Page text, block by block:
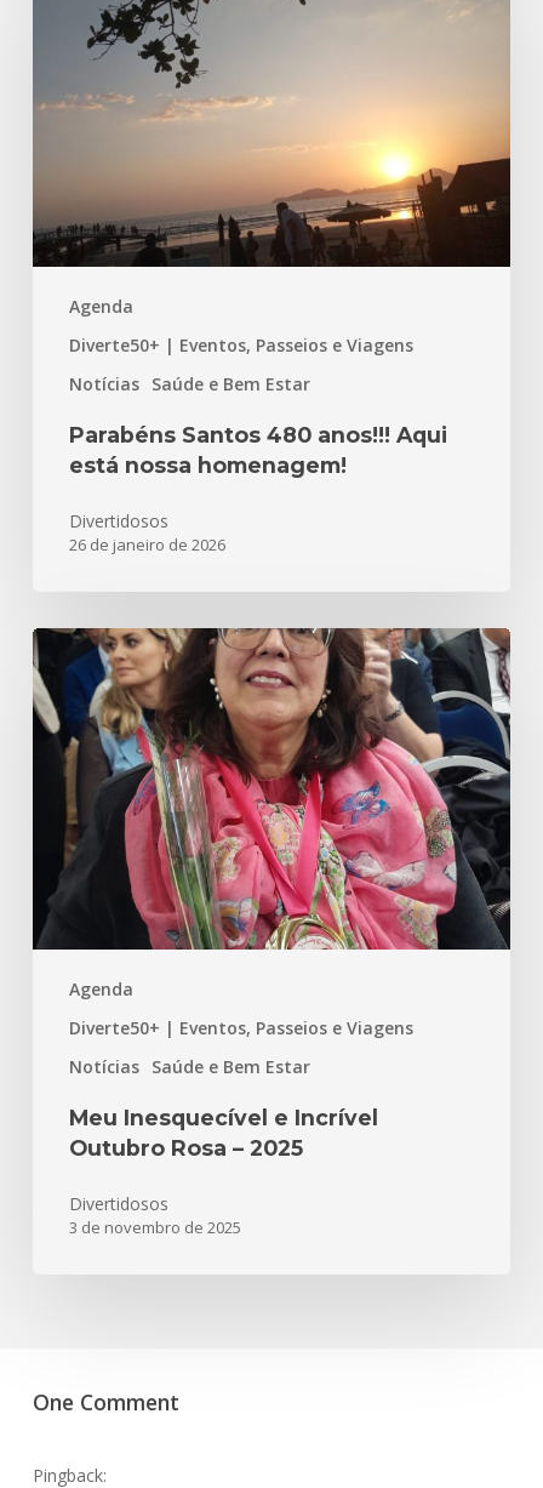
Agenda
Diverte50+ | Eventos, Passeios e Viagens
Notícias Saúde e Bem Estar
está
Parabéns Santos 480 anos!!! Aqui
está nossa homenagem!
Divertidosos
26 de janeiro de 2026
Agenda
Diverte50+ | Eventos, Passeios e Viagens
Notícias Saúde e Bem Estar
Meu
Inesquecível
e
Incrível
Outubro
2025
Meu Inesquecível e Incrível
Outubro Rosa – 2025
Divertidosos
3 de novembro de 2025
One Comment
Pingback: